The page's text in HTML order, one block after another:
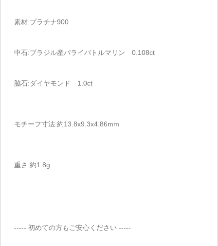
素材:プラチナ900
中石:ブラジル産パライバトルマリン 0.108ct
脇石:ダイヤモンド 1.0ct
モチーフ寸法:約13.8x9.3x4.86mm
重さ:約1.8g
----- 初めての方もご安心ください -----